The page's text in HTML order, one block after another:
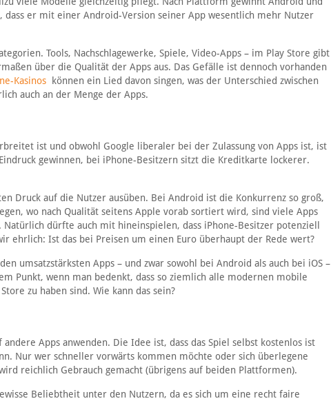
dass er mit einer Android-Version seiner App wesentlich mehr Nutzer
Tools, Nachschlagewerke, Spiele, Video-Apps – im Play Store gibt
über die Qualität der Apps aus. Das Gefälle ist dennoch vorhanden
Kasinoskönnen ein Lied davon singen, was der Unterschied zwischen
auch an der Menge der Apps.
ist und obwohl Google liberaler bei der Zulassung von Apps ist, ist
gewinnen, bei iPhone-Besitzern sitzt die Kreditkarte lockerer.
Druck auf die Nutzer ausüben. Bei Android ist die Konkurrenz so groß,
wo nach Qualität seitens Apple vorab sortiert wird, sind viele Apps
dürfte auch mit hineinspielen, dass iPhone-Besitzer potenziell
ehrlich: Ist das bei Preisen um einen Euro überhaupt der Rede wert?
umsatzstärksten Apps – und zwar sowohl bei Android als auch bei iOS –
Punkt, wenn man bedenkt, dass so ziemlich alle modernen mobile
zu haben sind. Wie kann das sein?
Apps anwenden. Die Idee ist, dass das Spiel selbst kostenlos ist
Nur wer schneller vorwärts kommen möchte oder sich überlegene
reichlich Gebrauch gemacht (übrigens auf beiden Plattformen).
Beliebtheit unter den Nutzern, da es sich um eine recht faire